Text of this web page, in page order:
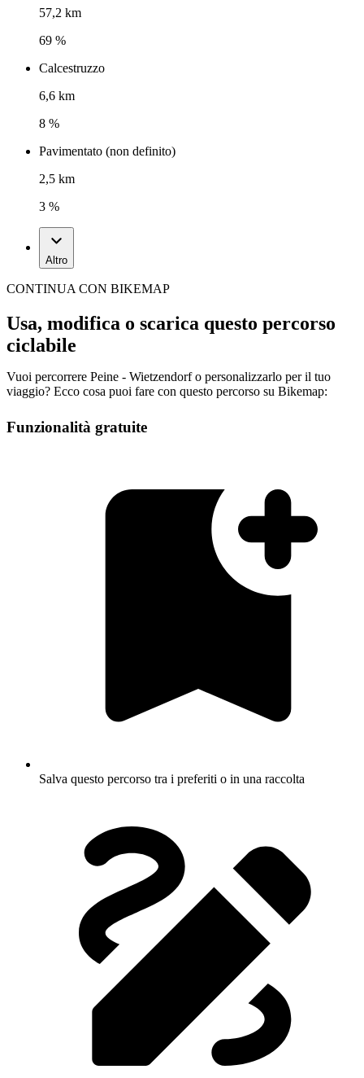
57,2 km
69 %
Calcestruzzo
6,6 km
8 %
Pavimentato (non definito)
2,5 km
3 %
Altro
CONTINUA CON BIKEMAP
Usa, modifica o scarica questo percorso
ciclabile
Vuoi percorrere Peine - Wietzendorf o personalizzarlo per il tuo
viaggio? Ecco cosa puoi fare con questo percorso su Bikemap:
Funzionalità gratuite
Salva questo percorso tra i preferiti o in una raccolta